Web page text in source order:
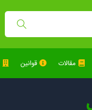
مقالات قوانین